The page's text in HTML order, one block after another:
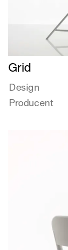
Læs
mere
om
Grid
Grid
Design
Producent